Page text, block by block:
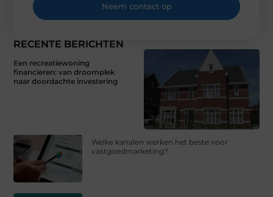
RECENTE BERICHTEN
Een recreatiewoning
financieren: van droomplek
naar doordachte investering
Welke kanalen werken het beste voor
vastgoedmarketing?
Neem contact op